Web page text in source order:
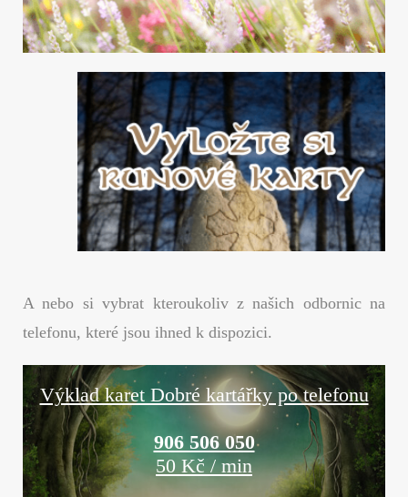
A nebo si vybrat kteroukoliv z našich odbornic na
telefonu, které jsou ihned k dispozici.
Výklad karet Dobré kartářky po telefonu
906 506 050
50 Kč / min